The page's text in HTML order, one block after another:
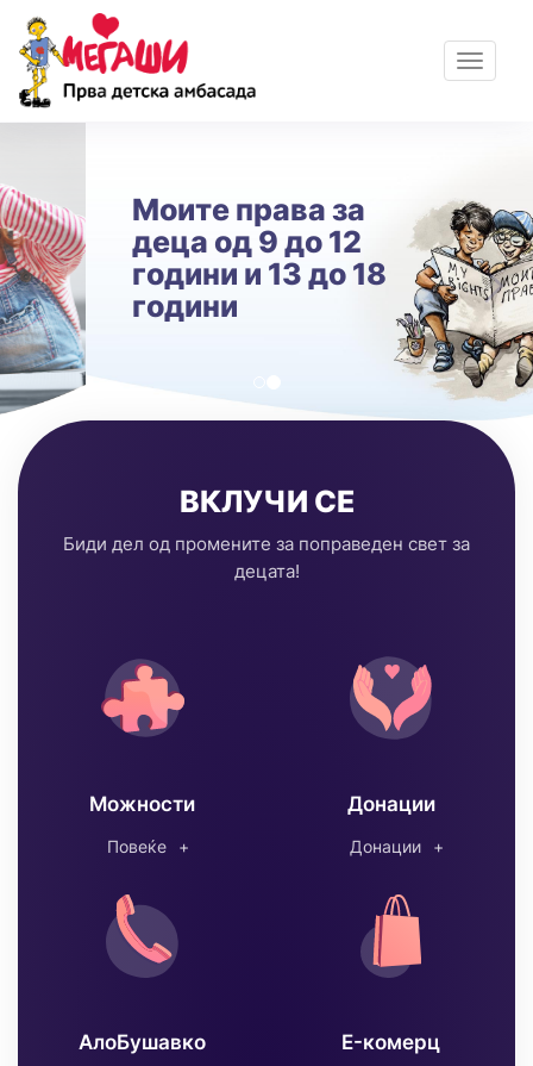
Toggle
Моите права за
деца од 9 до 12
години и 13 до 18
години
ВКЛУЧИ СЕ
Биди дел од промените за поправеден свет за
децата!
Можности
Повеќе
Донации
Донации
АлоБушавко E-комерц